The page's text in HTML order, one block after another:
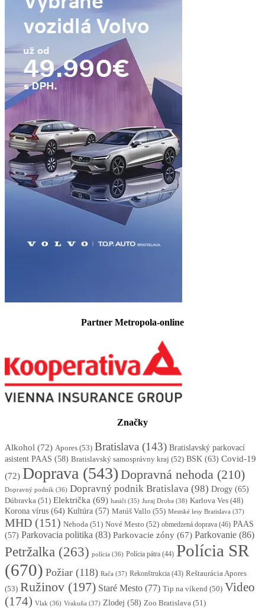
Partner Metropola-online
Značky
Alkohol (72) Apores (53) Bratislava (143) Bratislavský parkovací
asistent PAAS (58) Bratislavský samosprávny kraj (52) BSK (63) Covid-19
(72) Doprava (543) Dopravná nehoda (210)
Dopravný podnik (36) Dopravný podnik Bratislava (98) Drogy (65)
Dúbravka (51) Električka (69) hasiči (35) Juraj Droba (38) Karlova Ves (48)
Korona vírus (64) Kultúra (57) Matúš Vallo (55) Mestské lesy Bratislava (37)
MHD (151) Nehoda (51) Nové Mesto (52) obmedzená doprava (46) PAAS
(57) Parkovacia politika (83) Parkovacie zóny (67) Parkovanie (86)
Petržalka (263) polícia (36) Polícia pátra (44) Polícia SR
(670) Požiar (118) Rača (37) Rekonštrukcia (43) Reštaurácia Apores
(53) Ružinov (197) Staré Mesto (77) Tip na víkend (50) Video
(174) Vlak (36) Vrakuňa (37) Zlodej (58) Zoo Bratislava (51)